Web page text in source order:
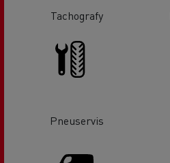
Tachografy
Pneuservis